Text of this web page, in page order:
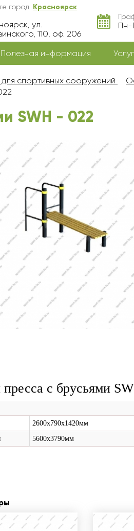
город: Красноярск
ул.
110, оф. 206
Пн-
Полезная информация
спортивных сооружений
SWH - 022
с брусьями
2600х790х1420мм
5600х3790мм